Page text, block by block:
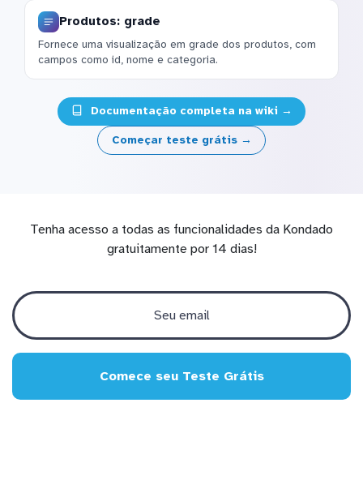
Produtos: grade
Fornece uma visualização em grade dos produtos, com
campos como id, nome e categoria.
Documentação completa na wiki →
Começar teste grátis →
Tenha acesso a todas as funcionalidades da Kondado
gratuitamente por 14 dias!
Comece seu Teste Grátis